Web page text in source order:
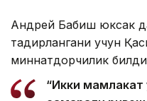
Андрей Бабиш юксак
тақдирлангани учун
миннатдорчилик
“Икки мамлакат